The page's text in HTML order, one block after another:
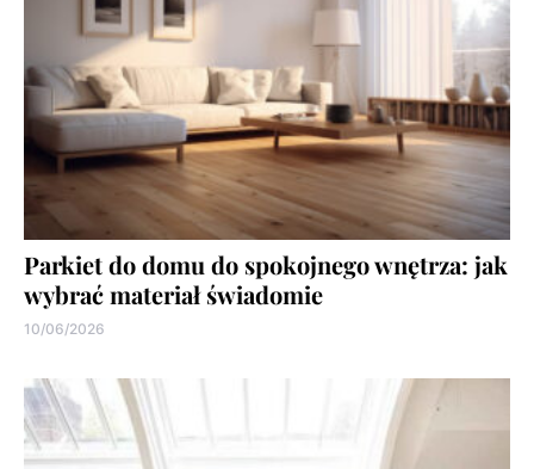
Parkiet do domu do spokojnego wnętrza: jak
wybrać materiał świadomie
10/06/2026